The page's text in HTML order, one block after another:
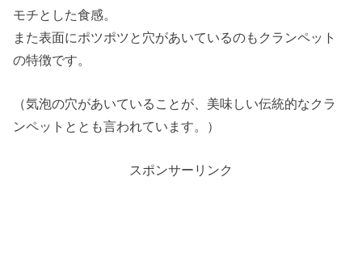
モチとした食感。
また表面にポツポツと穴があいているのもクランペット
の特徴です。
（気泡の穴があいていることが、美味しい伝統的なクラ
ンペットととも言われています。）
スポンサーリンク